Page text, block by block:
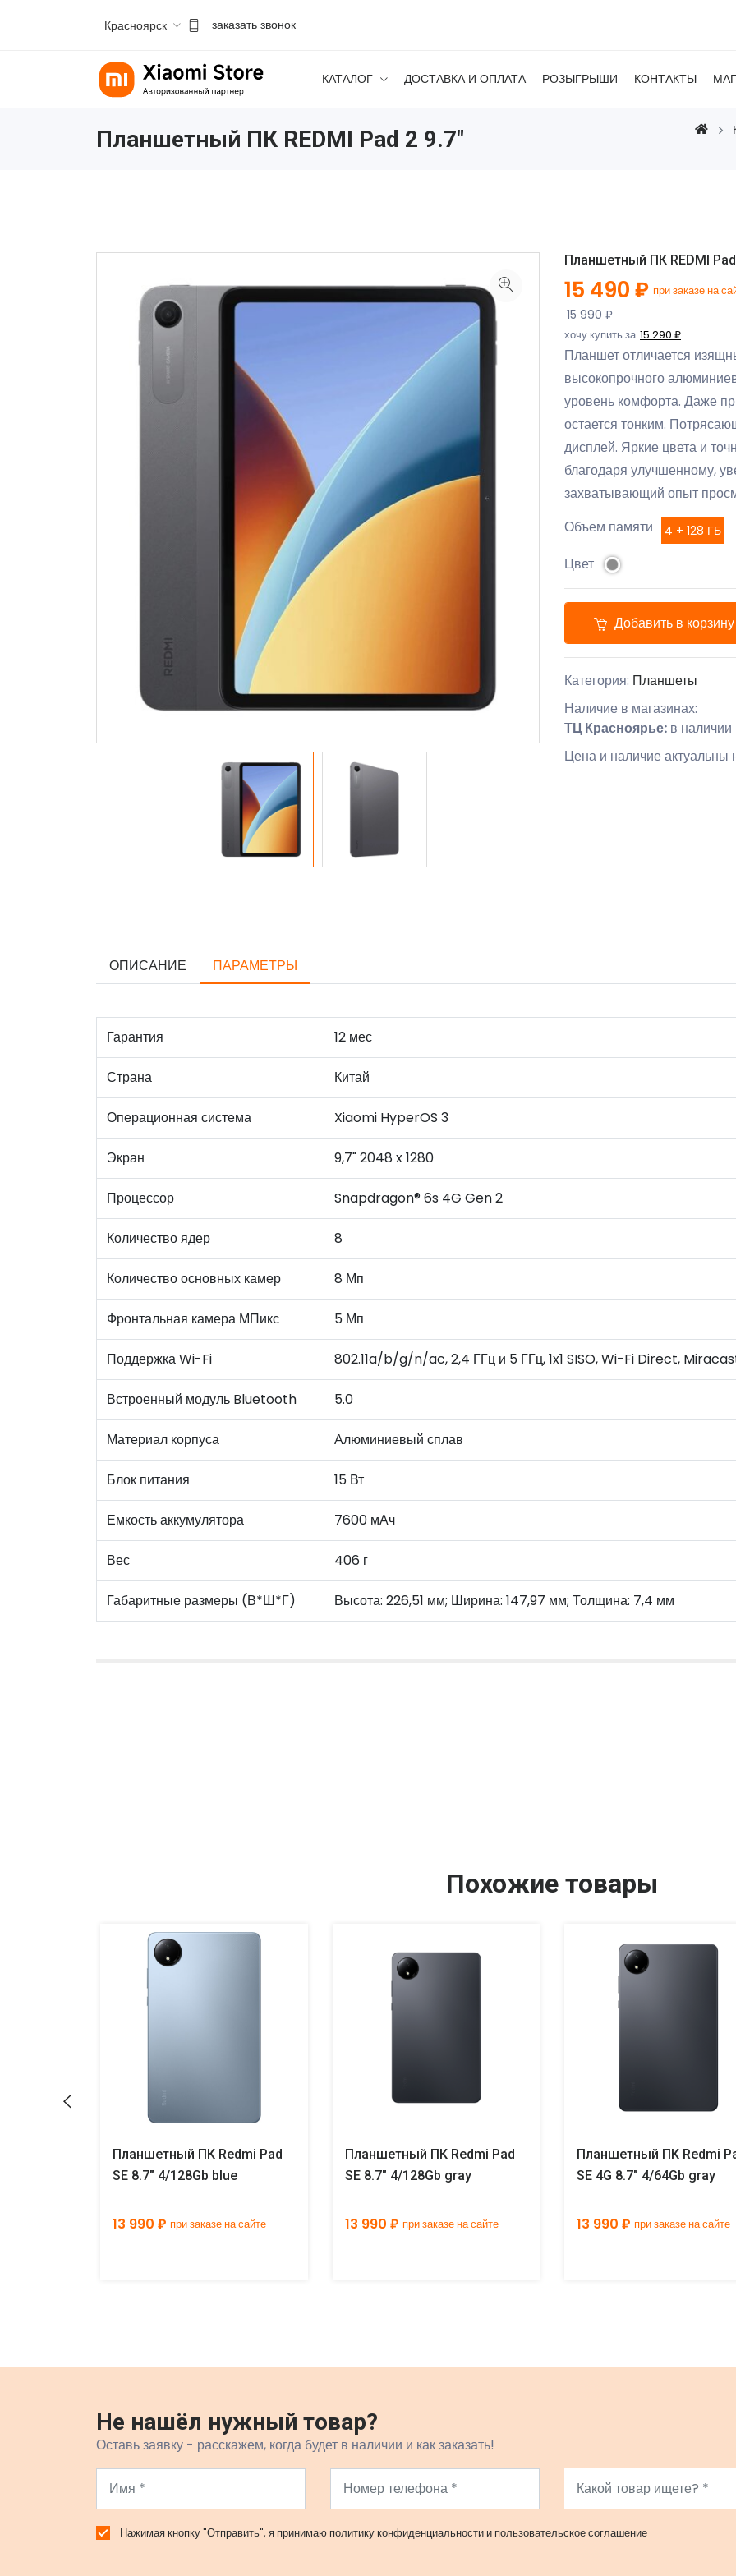
Красноярск заказать звонок
КАТАЛОГ ДОСТАВКА И ОПЛАТА РОЗЫГРЫШИ КОНТАКТЫ
Планшетный ПК REDMI Pad 2 9.7"
Планшетный ПК REDMI
15 490 ₽ при заказе на
15 990 ₽
хочу купить за 15 290 ₽
Планшет отличается
высокопрочного
уровень комфорта. Даже
остается тонким.
дисплей. Яркие цвета и
благодаря улучшенному,
захватывающий опыт
Объем памяти
4 + 128 ГБ
Цвет
Добавить в корзину
Категория: Планшеты
Наличие в магазинах:
ТЦ Красноярье: в наличии
Цена и наличие
ОПИСАНИЕ ПАРАМЕТРЫ
Гарантия 12 мес
Страна Китай
Операционная система Xiaomi HyperOS 3
Экран 9,7" 2048 x 1280
Процессор Snapdragon® 6s 4G Gen 2
Количество ядер 8
Количество основных камер 8 Мп
Фронтальная камера МПикс 5 Мп
Поддержка Wi-Fi 802.11a/b/g/n/ac, 2,4 ГГц и 5 ГГц, 1x1 SISO, Wi-Fi Direct,
Встроенный модуль Bluetooth 5.0
Материал корпуса Алюминиевый сплав
Блок питания 15 Вт
Емкость аккумулятора 7600 мАч
Вес 406 г
Габаритные размеры (В*Ш*Г) Высота: 226,51 мм; Ширина: 147,97 мм; Толщина: 7,4 мм
Похожие товары
Планшетный ПК Redmi Pad
SE 8.7" 4/128Gb blue
13 990 ₽ при заказе на сайте
Планшетный ПК Redmi Pad
SE 8.7" 4/128Gb gray
13 990 ₽ при заказе на сайте
Планшетный ПК Redmi
SE 4G 8.7" 4/64Gb gray
13 990 ₽ при заказе на сайте
Не нашёл нужный товар?
Оставь заявку - расскажем, когда будет в наличии и как заказать!
Нажимая кнопку "Отправить", я принимаю политику конфиденциальности и пользовательское соглашение